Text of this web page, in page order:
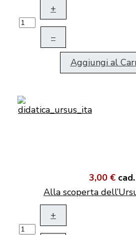
+
–
Aggiungi al
3,00 € cad.
Alla scoperta
+